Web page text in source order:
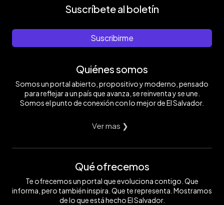
Suscríbete al boletín
Suscribirme
Quiénes somos
Somos un portal abierto, propositivo y moderno, pensado
para reflejar a un país que avanza, se reinventa y se une.
Somos el punto de conexión con lo mejor de El Salvador.
Ver mas ❯
Qué ofrecemos
Te ofrecemos un portal que evoluciona contigo. Que
informa, pero también inspira. Que te representa. Mostramos
de lo que está hecho El Salvador.